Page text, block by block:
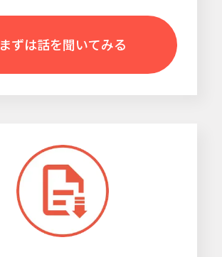
まずは話を聞いてみる